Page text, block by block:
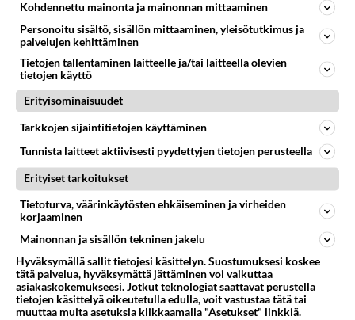
Olet ihana
510
Vihervasemmistofeministinaisasianaiset
Osallistu keskusteluun
Muistatko Mikkelin panttivankidraaman?
Jos SDP ei voita reilusti, persut kumoavat demokratian Suomesta
Uuden TTK-juontajan ympärillä epätietoisuus sakenee - Nyt MTV hämmentää soppaa
Kohdennettu mainonta ja mainonnan mittaaminen
Personoitu sisältö, sisällön mittaaminen, yleisötutkimus ja
palvelujen kehittäminen
Tietojen tallentaminen laitteelle ja/tai laitteella olevien
tietojen käyttö
Erityisominaisuudet
Tarkkojen sijaintitietojen käyttäminen
Tunnista laitteet aktiivisesti pyydettyjen tietojen perusteella
Erityiset tarkoitukset
Tietoturva, väärinkäytösten ehkäiseminen ja virheiden
korjaaminen
Mainonnan ja sisällön tekninen jakelu
Hyväksymällä sallit tietojesi käsittelyn. Suostumuksesi koskee
tätä palvelua, hyväksymättä jättäminen voi vaikuttaa
asiakaskokemukseesi. Jotkut teknologiat saattavat perustella
tietojen käsittelyä oikeutetulla edulla, voit vastustaa tätä tai
muuttaa muita asetuksia klikkaamalla "Asetukset" linkkiä.